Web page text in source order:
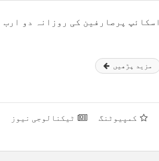
اسکائپ پرصارفین کی روزانہ دو ارب
مزید پڑھیں
کمپیوٹنگ ٹیکنالوجی نیوز